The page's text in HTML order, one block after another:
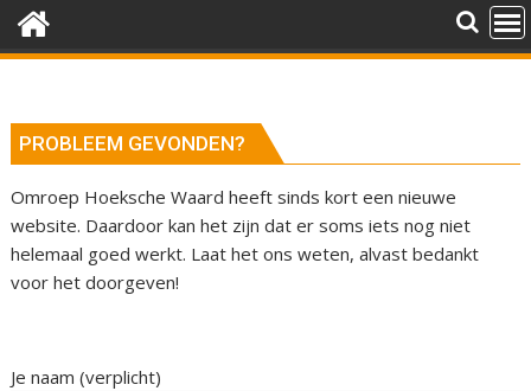
PROBLEEM GEVONDEN?
Omroep Hoeksche Waard heeft sinds kort een nieuwe
website. Daardoor kan het zijn dat er soms iets nog niet
helemaal goed werkt. Laat het ons weten, alvast bedankt
voor het doorgeven!
Je naam (verplicht)